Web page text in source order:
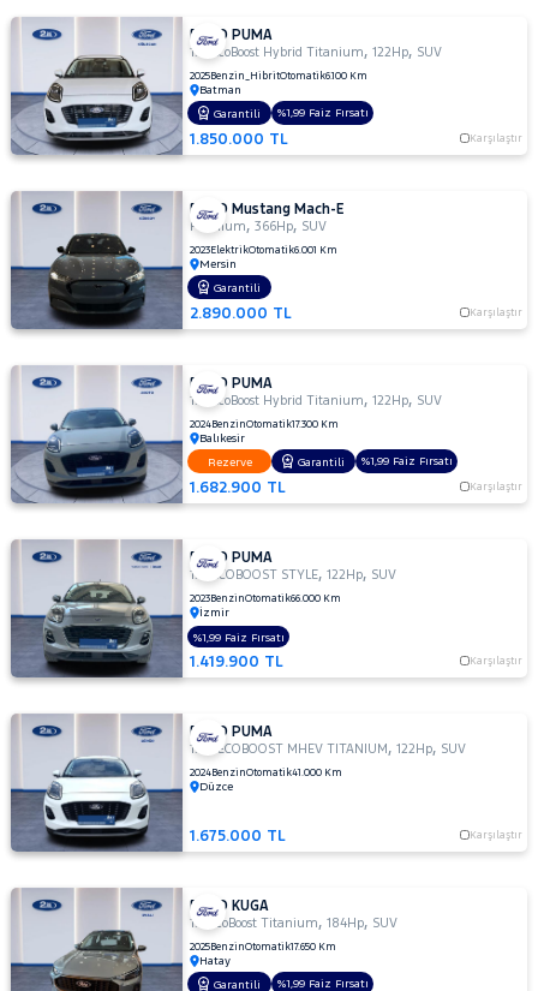
OPEL
RENAULT
SEAT
SKODA
SSANGYONG
SUBARU
TESLA
TOYOTA
TRAKTÖR
VOLKSWAGEN
VOLVO
FORD PUMA
1.0 EcoBoost Hybrid Titanium,122Hp, SUV
2025Benzin_HibritOtomatik6.100 Km
Batman
1.850.000 TL Karşılaştır
Garantili %1,99 Faiz Fırsatı
FORD Mustang Mach-E
Premium,366Hp, SUV
2023ElektrikOtomatik6.001 Km
Mersin
2.890.000 TL Karşılaştır
Garantili
FORD PUMA
1.0 EcoBoost Hybrid Titanium,122Hp, SUV
2024BenzinOtomatik17.300 Km
Balıkesir
1.682.900 TL Karşılaştır
Rezerve Garantili %1,99 Faiz Fırsatı
FORD PUMA
1.0 ECOBOOST STYLE,122Hp, SUV
2023BenzinOtomatik66.000 Km
İzmir
1.419.900 TL Karşılaştır
%1,99 Faiz Fırsatı
FORD PUMA
1.0L ECOBOOST MHEV TITANIUM ,122Hp, SUV
2024BenzinOtomatik41.000 Km
Düzce
1.675.000 TL Karşılaştır
FORD KUGA
1.5 EcoBoost Titanium,184Hp, SUV
2025BenzinOtomatik17.650 Km
Hatay
Garantili
%1,99 Faiz Fırsatı